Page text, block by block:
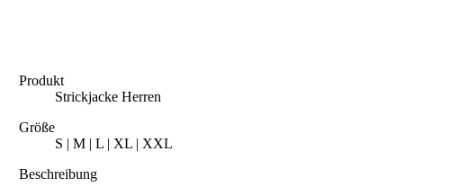
Produkt
Strickjacke Herren
Größe
S | M | L | XL | XXL
Beschreibung